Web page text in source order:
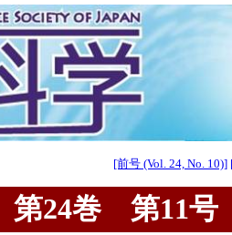
[前号 (Vol. 24, No. 10)]
第24巻 第11